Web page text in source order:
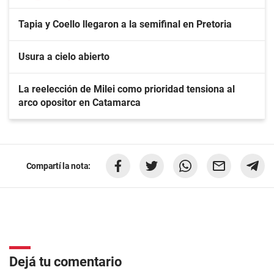
Tapia y Coello llegaron a la semifinal en Pretoria
Usura a cielo abierto
La reelección de Milei como prioridad tensiona al
arco opositor en Catamarca
Compartí la nota:
Dejá tu comentario